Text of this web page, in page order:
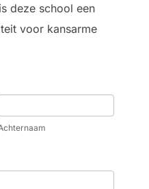
deze school een
voor kansarme
c